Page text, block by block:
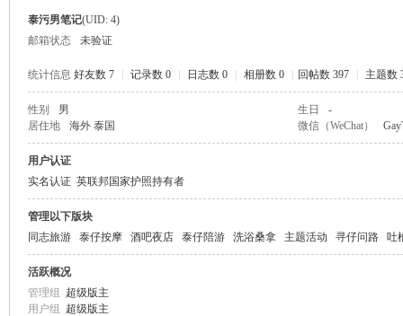
泰污男笔记(UID: 4)
邮箱状态
未验证
统计信息 好友数 7 记录数 0 日志数 0 相册数 0 回帖数 397 主题数
性别 男 生日
-
居住地
海外 泰国 微信（WeChat）
用户认证
实名认证 英联邦国家护照持有者
管理以下版块
同志旅游
泰仔按摩 酒吧夜店 泰仔陪游 洗浴桑拿 主题活动 寻仔问路 吐
活跃概况
管理组 超级版主
用户组 超级版主